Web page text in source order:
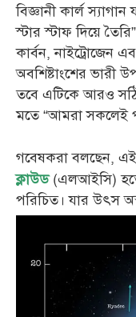
বিজ্ঞানী কার্ল
স্টার স্টাফ দিয়ে
কার্বন, নাইট্রোজেন
অবশিষ্টাংশের ভারী
তবে এটিকে আরও
মতে “আমরা সকলেই
গবেষকরা বলছেন,
ক্লাউড(এলআইসি) হতে
পরিচিত। যার উৎস